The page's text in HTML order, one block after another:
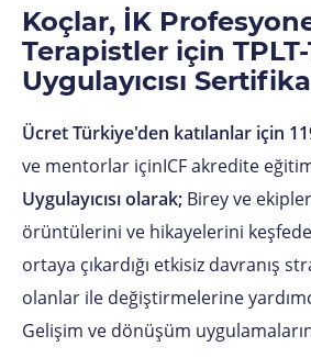
Koçlar, İK
Terapistler için
Uygulayıcısı
Ücret Türkiye'den katılanlar için
ve mentorlar içinICF akredite
Uygulayıcısı olarak; Birey ve
örüntülerini ve hikayelerini
ortaya çıkardığı etkisiz davranış
olanlar ile değiştirmelerine
Gelişim ve dönüşüm